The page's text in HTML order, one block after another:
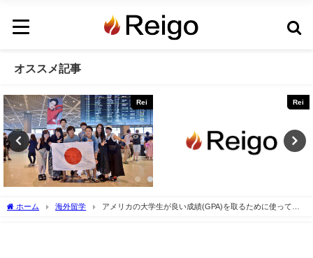
オススメ記事
Rei Rei
ホーム 海外留学
アメリカの大学生が良い成績(GPA)を取るために使ってい